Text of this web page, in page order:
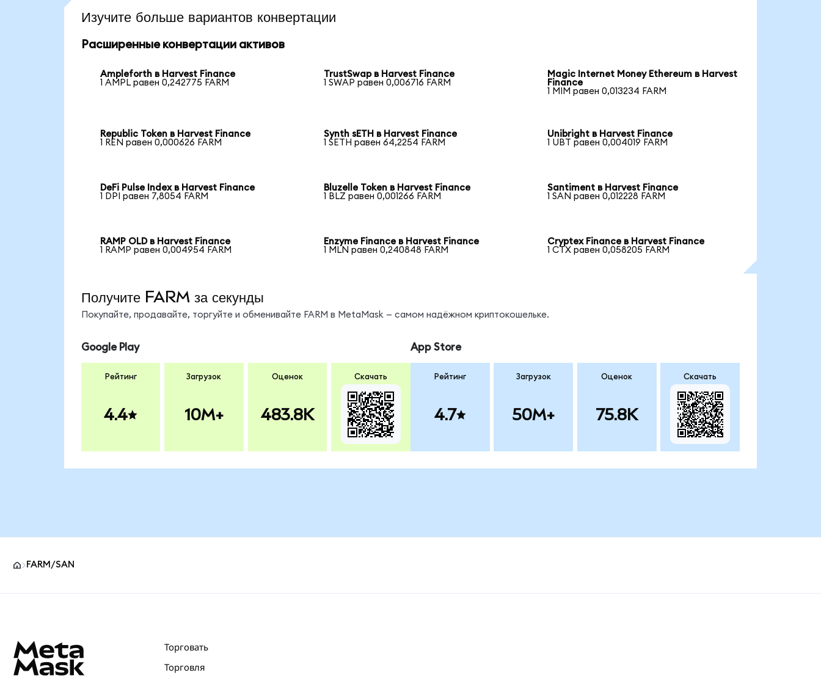
Изучите больше вариантов конвертации
Расширенные конвертации активов
Ampleforth в Harvest Finance
1 AMPL равен 0,242775 FARM
TrustSwap в Harvest Finance
1 SWAP равен 0,006716 FARM
Magic Internet Money Ethereum в Harvest
Finance
1 MIM равен 0,013234 FARM
Republic Token в Harvest Finance
1 REN равен 0,000626 FARM
Synth sETH в Harvest Finance
1 SETH равен 64,2254 FARM
Unibright в Harvest Finance
1 UBT равен 0,004019 FARM
DeFi Pulse Index в Harvest Finance
1 DPI равен 7,8054 FARM
Bluzelle Token в Harvest Finance
1 BLZ равен 0,001266 FARM
Santiment в Harvest Finance
1 SAN равен 0,012228 FARM
RAMP OLD в Harvest Finance
1 RAMP равен 0,004954 FARM
Enzyme Finance в Harvest Finance
1 MLN равен 0,240848 FARM
Cryptex Finance в Harvest Finance
1 CTX равен 0,058205 FARM
Получите FARM за секунды
Покупайте, продавайте, торгуйте и обменивайте FARM в MetaMask — самом надёжном криптокошельке.
Google Play
Рейтинг
4.4
Загрузок
10M+
Оценок
483.8K
Скачать
App Store
Рейтинг
4.7
Загрузок
50M+
Оценок
75.8K
Скачать
FARM/SAN
Торговать
Торговля